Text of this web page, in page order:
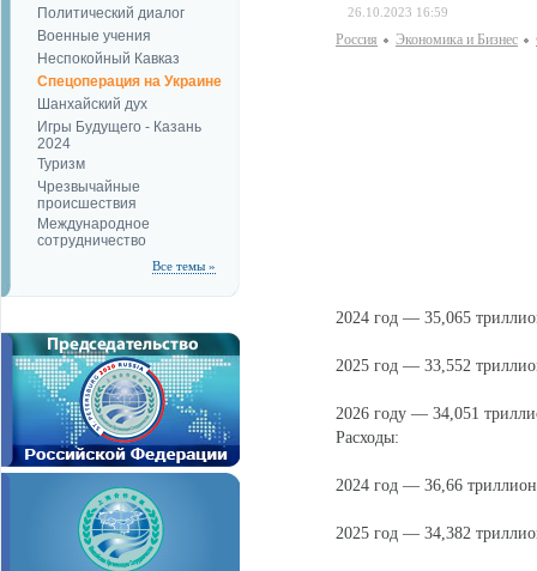
Политический диалог
Военные учения
Неспокойный Кавказ
Спецоперация на Украине
Шанхайский дух
Игры Будущего - Казань
2024
Туризм
Чрезвычайные
происшествия
Международное
сотрудничество
Все темы »
26.10.2023 16:59
Россия Экономика и Бизнес
2024 год — 35,065
2025 год — 33,552
2026 году — 34,051
Расходы:
2024 год — 36,66
2025 год — 34,382